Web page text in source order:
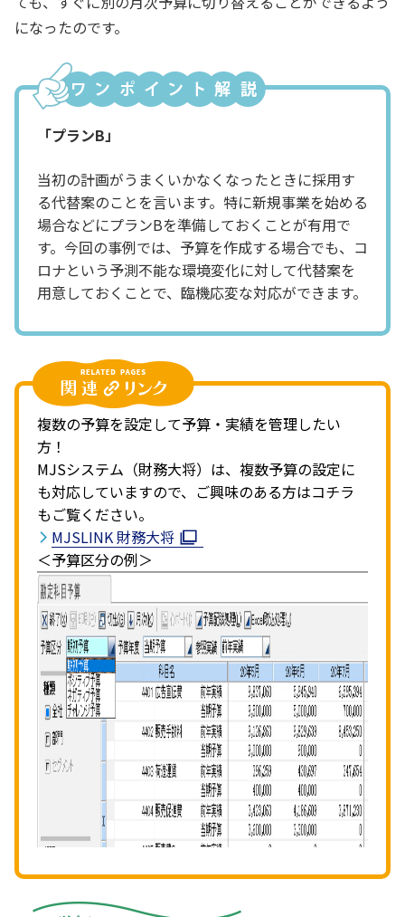
になったのです。
「プランB」
当初の計画がうまくいかなくなったときに採用す
る代替案のことを言います。特に新規事業を始める
場合などにプランBを準備しておくことが有用で
す。今回の事例では、予算を作成する場合でも、コ
ロナという予測不能な環境変化に対して代替案を
用意しておくことで、臨機応変な対応ができます。
複数の予算を設定して予算・実績を管理したい
方！
MJSシステム（財務大将）は、複数予算の設定に
も対応していますので、ご興味のある方はコチラ
もご覧ください。
MJSLINK 財務大将
＜予算区分の例＞